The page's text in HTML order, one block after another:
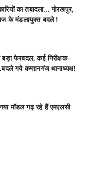
का तबादला... गोरखपुर,
के मंडलायुक्त बदले !
फेरबदल, कई निरीक्षक-
गये कप्तानगंज थानाध्यक्ष!
नया मॉडल गढ़ रहे हैं एमएलसी